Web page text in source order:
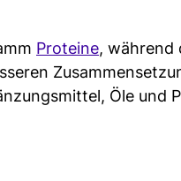
Proteine, während
Öle und